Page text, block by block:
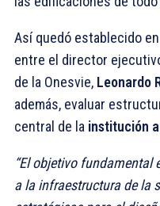
Así quedó establecido
entre el director
de la Onesvie, Leonardo
además, evaluar
central de la institución
“El objetivo fundamental
a la infraestructura de la